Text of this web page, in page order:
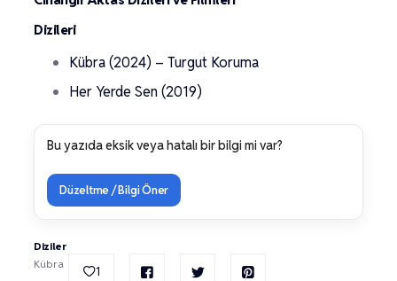
Dizileri
Kübra (2024) – Turgut Koruma
Her Yerde Sen (2019)
Bu yazıda eksik veya hatalı bir bilgi mi var?
Düzeltme / Bilgi Öner
Diziler
Kübra
1